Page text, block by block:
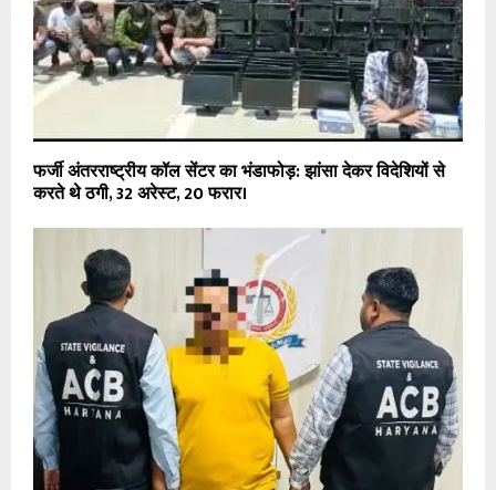
फर्जी अंतरराष्ट्रीय कॉल सेंटर का भंडाफोड़: झांसा देकर विदेशियों से
करते थे ठगी, 32 अरेस्ट, 20 फरार।